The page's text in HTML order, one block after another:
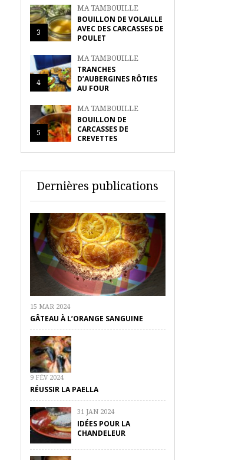
3
MA TAMBOUILLE
BOUILLON DE VOLAILLE
AVEC DES CARCASSES DE
POULET
4
MA TAMBOUILLE
TRANCHES
D’AUBERGINES RÔTIES
AU FOUR
5
MA TAMBOUILLE
BOUILLON DE
CARCASSES DE
CREVETTES
Dernières publications
15 MAR 2024
GÂTEAU À L’ORANGE SANGUINE
9 FÉV 2024
RÉUSSIR LA PAELLA
31 JAN 2024
IDÉES POUR LA
CHANDELEUR